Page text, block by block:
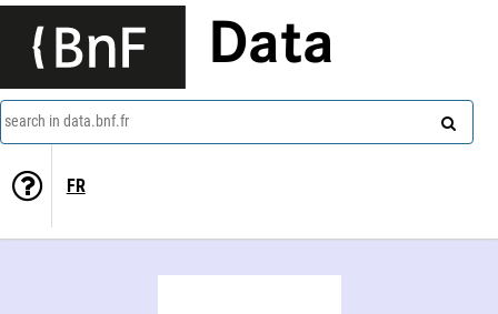
Data
search in data.bnf.fr
FR